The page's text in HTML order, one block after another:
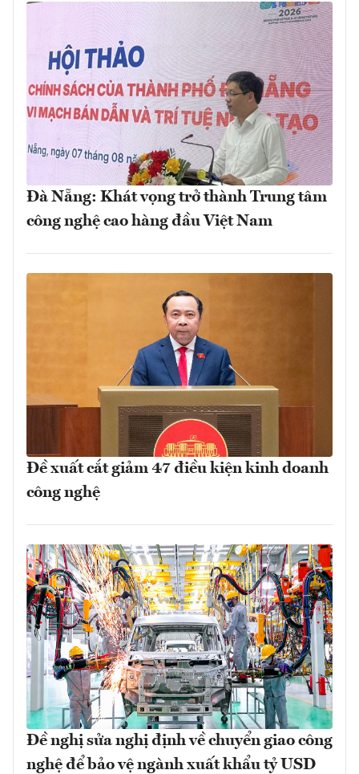
Đà Nẵng: Khát vọng trở thành Trung tâm
công nghệ cao hàng đầu Việt Nam
Đề xuất cắt giảm 47 điều kiện kinh doanh
công nghệ
Đề nghị sửa nghị định về chuyển giao công
nghệ để bảo vệ ngành xuất khẩu tỷ USD